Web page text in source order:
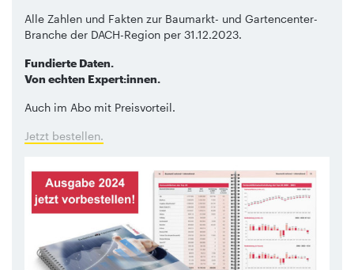
Alle Zahlen und Fakten zur Baumarkt- und Gartencenter-
Branche der DACH-Region per 31.12.2023.
Fundierte Daten.
Von echten Expert:innen.
Auch im Abo mit Preisvorteil.
Jetzt bestellen.